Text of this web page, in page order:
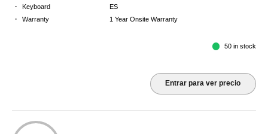
· Keyboard ES
· Warranty 1 Year Onsite Warranty
50 in stock
Entrar para ver precio